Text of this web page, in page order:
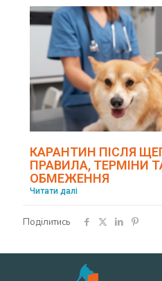
КАРАНТИН ПІСЛЯ
ПРАВИЛА, ТЕРМІНИ
ОБМЕЖЕННЯ
Читати далі
Поділитись